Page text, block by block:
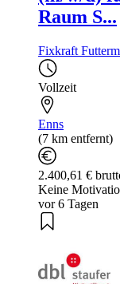
Raum S...
Fixkraft
Vollzeit
Enns
(7 km entfernt)
2.400,61 €
Keine
vor 6 Tagen